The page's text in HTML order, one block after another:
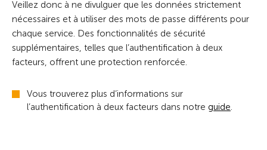
Veillez donc à ne divulguer que les données strictement
nécessaires et à utiliser des mots de passe différents pour
chaque service. Des fonctionnalités de sécurité
supplémentaires, telles que l’authentification à deux
facteurs, offrent une protection renforcée.
Vous trouverez plus d’informations sur
l’authentification à deux facteurs dans notre guide.